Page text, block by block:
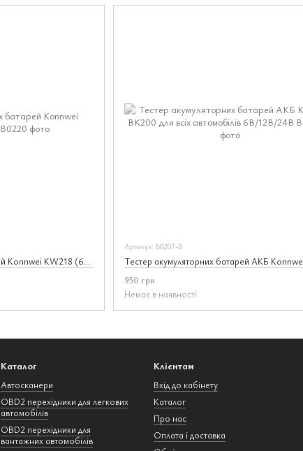
Тестер акумуляторних батарей Konnwei KW218 (6V, 12V)
Артикул: В0207-В
950 грн
Немає в наявності
Каталог
Автосканери
OBD2 перехідники для легкових
автомобілів
OBD2 перехідники для
вантажних автомобілів
Клієнтам
Вхід до кабінету
Каталог
Про нас
Оплата і доставка